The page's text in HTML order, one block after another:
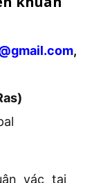
,
vác tại